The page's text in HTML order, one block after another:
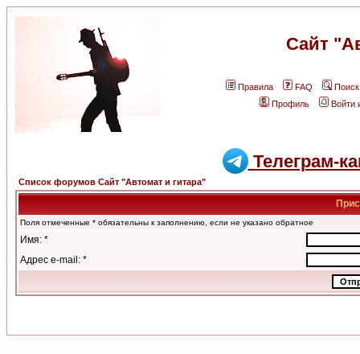
Сайт
Правила FAQ
Поиск
Профиль
Войти
Телеграм-
Список форумов Сайт "Автомат и гитара"
Поля отмеченные * обязательны к заполнению, если не указано обратное
Имя: *
Адрес e-mail: *